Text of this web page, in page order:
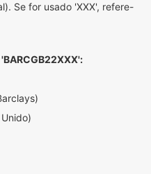
Se for usado 'XXX', refere-